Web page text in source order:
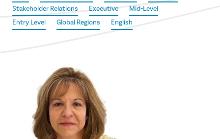
Stakeholder Relations
Executive
Mid-Level
Entry Level
Global Regions English